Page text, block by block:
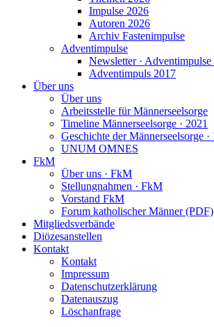
Impulse 2026
Autoren 2026
Archiv Fastenimpulse
Adventimpulse
Newsletter · Adventimpulse
Adventimpuls 2017
Über uns
Über uns
Arbeitsstelle für Männerseelsorge
Timeline Männerseelsorge · 2021
Geschichte der Männerseelsorge ·
UNUM OMNES
FkM
Über uns · FkM
Stellungnahmen · FkM
Vorstand FkM
Forum katholischer Männer (PDF)
Mitgliedsverbände
Diözesanstellen
Kontakt
Kontakt
Impressum
Datenschutzerklärung
Datenauszug
Löschanfrage